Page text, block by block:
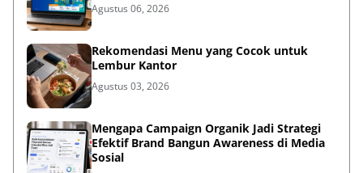
Agustus 06, 2026
Rekomendasi Menu yang Cocok untuk
Lembur Kantor
Agustus 03, 2026
Mengapa Campaign Organik Jadi Strategi
Efektif Brand Bangun Awareness di Media
Sosial